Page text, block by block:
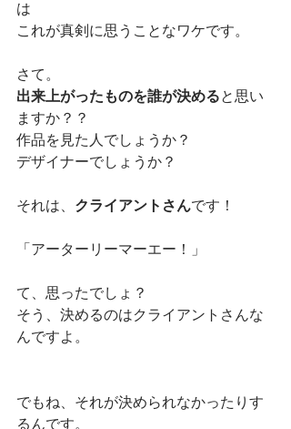
は
これが真剣に思うことなワケです。
さて。
出来上がったものを誰が決めると思い
ますか？？
作品を見た人でしょうか？
デザイナーでしょうか？
それは、 クライアントさんです！
「アーターリーマーエー！」
て、思ったでしょ？
そう、決めるのはクライアントさんな
んですよ。
でもね、それが決められなかったりす
るんです。